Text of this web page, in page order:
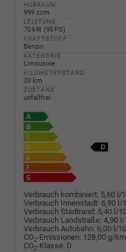
HUBRAUM
999 ccm
LEISTUNG
70 kW (95 PS)
KRAFTSTOFF
Benzin
KATEGORIE
Limousine
KILOMETERSTAND
20 km
ZUSTAND
unfallfrei
Verbrauch kombiniert: 5,60 l/
Verbrauch Innenstadt: 6,90 l/
Verbrauch Stadtrand: 5,40 l/
Verbrauch Landstraße: 4,90
Verbrauch Autobahn: 6,00 l/
CO2-Emissionen: 128,00 g/km
CO2-Klasse: D